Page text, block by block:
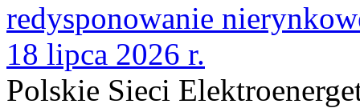
redysponowanie
18 lipca 2026 r.
Polskie Sieci